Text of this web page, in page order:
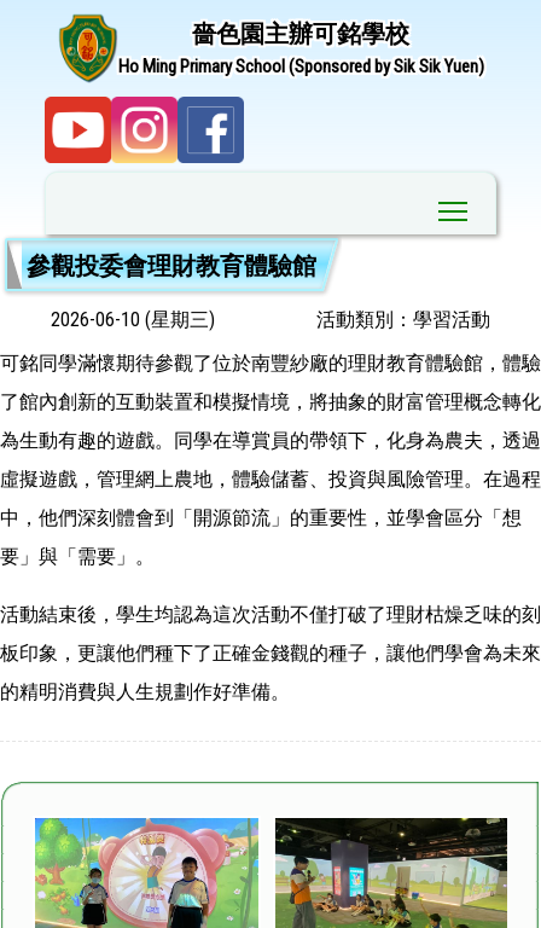
嗇色園主辦可銘學校
Ho Ming Primary School (Sponsored by Sik Sik Yuen)
參觀投委會理財教育體驗館
2026-06-10 (星期三)
活動類別：學習活動
可銘同學滿懷期待參觀了位於南豐紗廠的理財教育體驗館，體驗
了館內創新的互動裝置和模擬情境，將抽象的財富管理概念轉化
為生動有趣的遊戲。同學在導賞員的帶領下，化身為農夫，透過
虛擬遊戲，管理網上農地，體驗儲蓄、投資與風險管理。在過程
中，他們深刻體會到「開源節流」的重要性，並學會區分「想
要」與「需要」。
活動結束後，學生均認為這次活動不僅打破了理財枯燥乏味的刻
板印象，更讓他們種下了正確金錢觀的種子，讓他們學會為未來
的精明消費與人生規劃作好準備。